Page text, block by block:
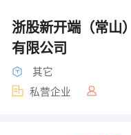
浙股新开端（常山
有限公司
其它
私营企业